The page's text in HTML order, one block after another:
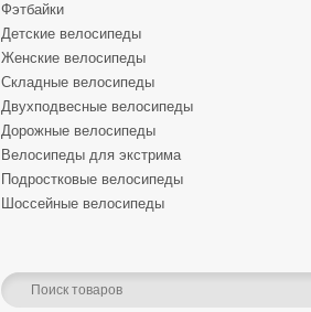
Фэтбайки
Детские велосипеды
Женские велосипеды
Складные велосипеды
Двухподвесные велосипеды
Дорожные велосипеды
Велосипеды для экстрима
Подростковые велосипеды
Шоссейные велосипеды